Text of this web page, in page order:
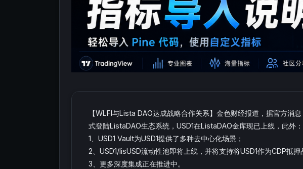
【WLFI与Lista DAO达成战略合作关系】金色财经报道，据官方消
式登陆ListaDAO生态系统，USD1在ListaDAO金库现已上线，此外：
1、USD1 Vault为USD1提供了多种去中心化场景；
2、USD1/lisUSD流动性池即将上线，并将支持将USD1作为CDP抵押
3、更多深度集成正在推进中。